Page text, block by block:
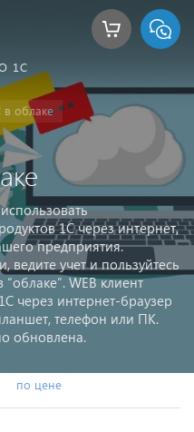
1С
в облаке
1С через интернет,
предприятия.
учет и пользуйтесь
WEB клиент
через интернет-браузер
телефон или ПК.
обновлена.
по цене